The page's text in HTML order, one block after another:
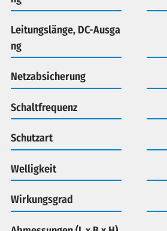
Leitungslänge, DC-Ausga
ng
Netzabsicherung
Schaltfrequenz
Schutzart
Welligkeit
Wirkungsgrad